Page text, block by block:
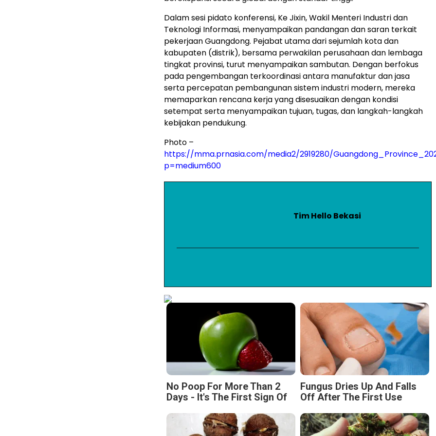
Dalam sesi pidato konferensi, Ke Jixin, Wakil Menteri Industri dan
Teknologi Informasi, menyampaikan pandangan dan saran terkait
pekerjaan Guangdong. Pejabat utama dari sejumlah kota dan
kabupaten (distrik), bersama perwakilan perusahaan dan lembaga
tingkat provinsi, turut menyampaikan sambutan. Dengan berfokus
pada pengembangan terkoordinasi antara manufaktur dan jasa
serta percepatan pembangunan sistem industri modern, mereka
memaparkan rencana kerja yang disesuaikan dengan kondisi
setempat serta menyampaikan tujuan, tugas, dan langkah-langkah
kebijakan pendukung.
Photo –
https://mma.prnasia.com/media2/2919280/
p=medium600
Tim Hello Bekasi
No Poop For More Than 2
Days - It's The First Sign Of
Fungus Dries Up And Falls
Off After The First Use